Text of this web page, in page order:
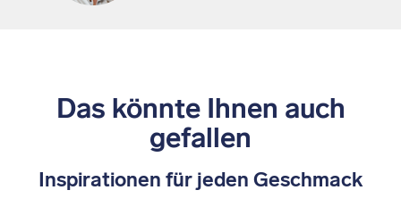
Das könnte Ihnen auch
gefallen
Inspirationen für jeden Geschmack